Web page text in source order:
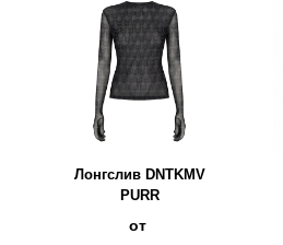
Лонгслив DNTKMV
PURR
от